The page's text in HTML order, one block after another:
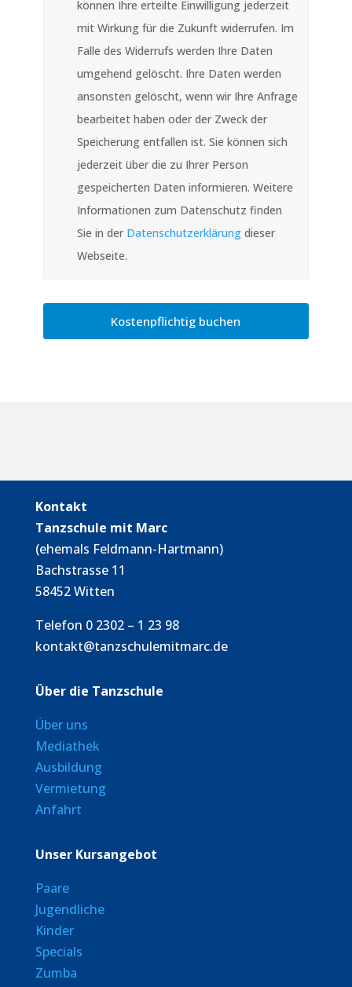
können Ihre erteilte Einwilligung jederzeit
mit Wirkung für die Zukunft widerrufen. Im
Falle des Widerrufs werden Ihre Daten
umgehend gelöscht. Ihre Daten werden
ansonsten gelöscht, wenn wir Ihre Anfrage
bearbeitet haben oder der Zweck der
Speicherung entfallen ist. Sie können sich
jederzeit über die zu Ihrer Person
gespeicherten Daten informieren. Weitere
Informationen zum Datenschutz finden
Sie in der Datenschutzerklärungdieser
Webseite.
Kontakt
Tanzschule mit Marc
(ehemals Feldmann-Hartmann)
Bachstrasse 11
58452 Witten
Telefon 0 2302 – 1 23 98
kontakt@tanzschulemitmarc.de
Über die Tanzschule
Über uns
Mediathek
Ausbildung
Vermietung
Anfahrt
Unser Kursangebot
Paare
Jugendliche
Kinder
Specials
Zumba